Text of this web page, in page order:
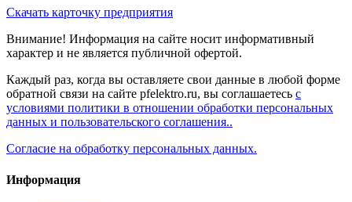
Скачать карточку предприятия
Внимание! Информация на сайте носит информативный
характер и не является публичной офертой.
Каждый раз, когда вы оставляете свои данные в любой форме
обратной связи на сайте pfelektro.ru, вы соглашаетесь с
условиями политики в отношении обработки персональных
данных и пользовательского соглашения..
Согласие на обработку персональных данных.
Информация